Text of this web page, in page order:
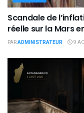
Scandale de
réelle sur la Mars
PARADMINISTRATEUR 9